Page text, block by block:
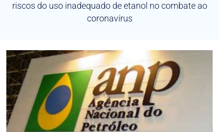
riscos do uso inadequado de etanol no combate ao
coronavírus